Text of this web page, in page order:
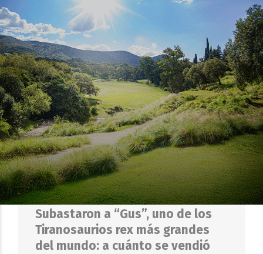
EL OBJETIVO 29 DE JULIO DE 2026
Subastaron a “Gus”, uno de los
Tiranosaurios rex más grandes
del mundo: a cuánto se vendió
VIRAL